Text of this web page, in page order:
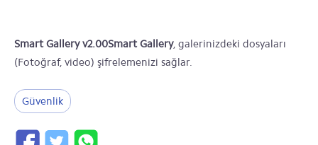
Smart Gallery v2.00Smart Gallery, galerinizdeki dosyaları
(Fotoğraf, video) şifrelemenizi sağlar.
Güvenlik